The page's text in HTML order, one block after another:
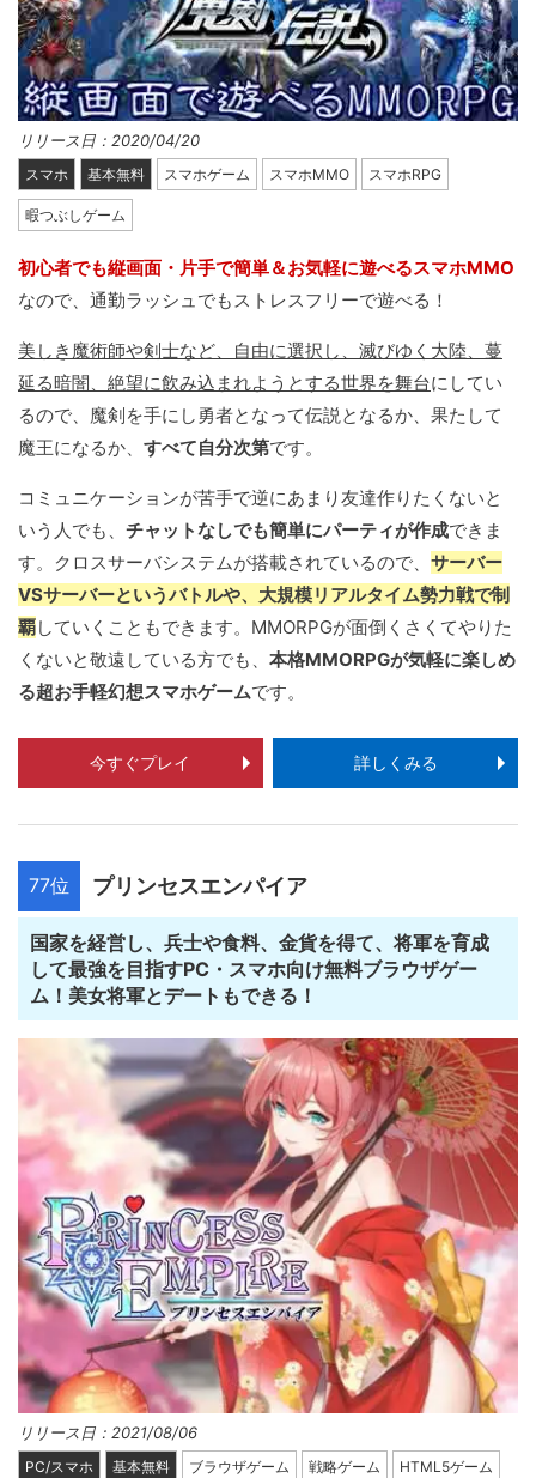
リリース日：2020/04/20
スマホ 基本無料 スマホゲーム スマホMMO スマホRPG
暇つぶしゲーム
初心者でも縦画面・片手で簡単＆お気軽に遊べるスマホMMO
なので、通勤ラッシュでもストレスフリーで遊べる！
美しき魔術師や剣士など、自由に選択し、滅びゆく大陸、蔓
延る暗闇、絶望に飲み込まれようとする世界を舞台にしてい
るので、魔剣を手にし勇者となって伝説となるか、果たして
魔王になるか、 すべて自分次第です。
コミュニケーションが苦手で逆にあまり友達作りたくないと
いう人でも、 チャットなしでも簡単にパーティが作成できま
す。クロスサーバシステムが搭載されているので、 サーバー
VSサーバーというバトルや、大規模リアルタイム勢力戦で制
覇していくこともできます。MMORPGが面倒くさくてやりた
くないと敬遠している方でも、 本格MMORPGが気軽に楽しめ
る超お手軽幻想スマホゲームです。
今すぐプレイ 詳しくみる
77位 プリンセスエンパイア
国家を経営し、兵士や食料、金貨を得て、将軍を育成
して最強を目指すPC・スマホ向け無料ブラウザゲー
ム！美女将軍とデートもできる！
リリース日：2021/08/06
PC/スマホ 基本無料 ブラウザゲーム 戦略ゲーム HTML5ゲーム